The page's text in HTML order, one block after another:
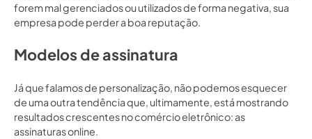
forem mal gerenciados ou utilizados de forma negativa, sua
empresa pode perder a boa reputação.
Modelos de assinatura
Já que falamos de personalização, não podemos esquecer
de uma outra tendência que, ultimamente, está mostrando
resultados crescentes no comércio eletrônico: as
assinaturas online.